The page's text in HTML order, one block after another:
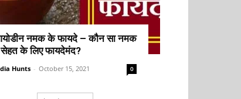
नमक के फायदे – कौन सा नमक
के लिए फायदेमंद?
Hunts - October 15, 2021 0